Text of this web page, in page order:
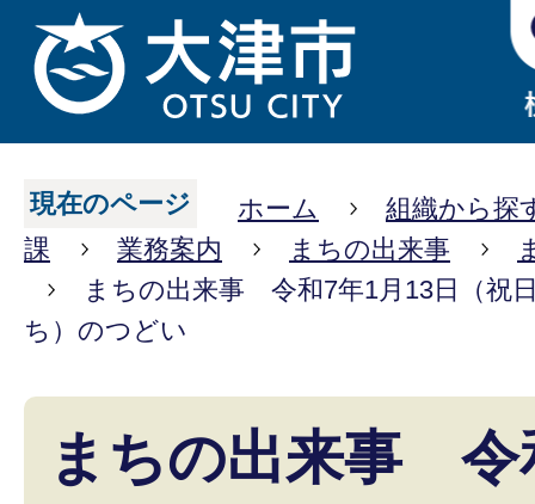
現在のページ ホーム
組織から探
課
業務案内 まちの出来事
まちの出来事 令和7年1月13日（祝
ち）のつどい
まちの出来事 令